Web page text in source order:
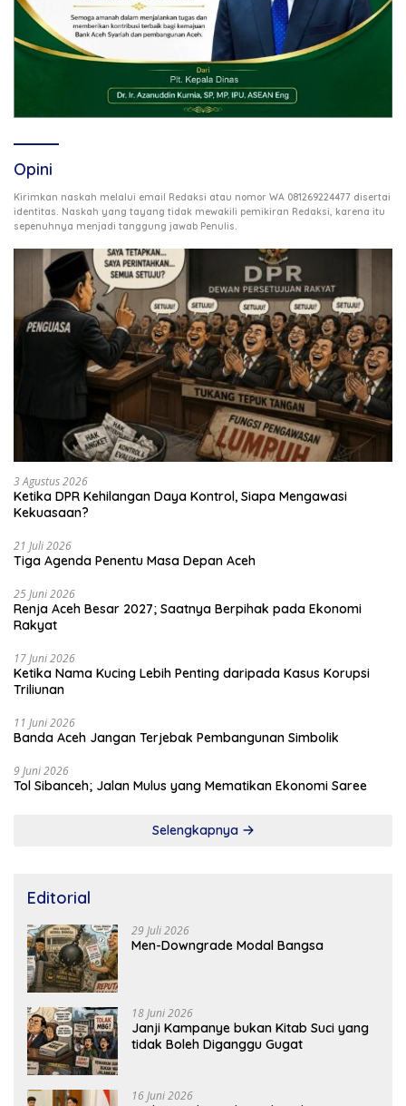
Opini
Kirimkan naskah melalui email Redaksi atau nomor WA 081269224477 disertai
identitas. Naskah yang tayang tidak mewakili pemikiran Redaksi, karena itu
sepenuhnya menjadi tanggung jawab Penulis
3 Agustus 2026
Ketika DPR Kehilangan Daya Kontrol, Siapa Mengawasi
Kekuasaan?
21 Juli 2026
Tiga Agenda Penentu Masa Depan Aceh
25 Juni 2026
Renja Aceh Besar 2027; Saatnya Berpihak pada Ekonomi
Rakyat
17 Juni 2026
Ketika Nama Kucing Lebih Penting daripada Kasus Korupsi
Triliunan
11 Juni 2026
Banda Aceh Jangan Terjebak Pembangunan Simbolik
9 Juni 2026
Tol Sibanceh; Jalan Mulus yang Mematikan Ekonomi Saree
Selengkapnya
Editorial
29 Juli 2026
Men-Downgrade Modal Bangsa
18 Juni 2026
Janji Kampanye bukan Kitab Suci yang
tidak Boleh Diganggu Gugat
16 Juni 2026